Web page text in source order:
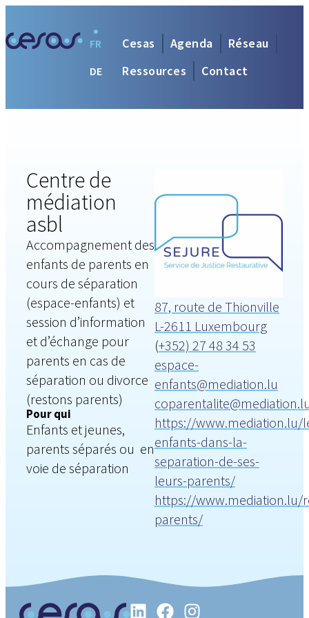
Cesas Agenda
Réseau
Ressources
Contact
FR
DE
Centre de
médiation
asbl
Accompagnement des
enfants de parents en
cours de séparation
(espace-enfants) et
session d’information
et d’échange pour
parents en cas de
séparation ou divorce
(restons parents)
Pour qui
Enfants et jeunes,
parents séparés ou en
voie de séparation
87, route de Thionville
L-2611 Luxembourg
(+352) 27 48 34 53
espace-
enfants@mediation.lu
https://www.mediation.lu/
enfants-dans-la-
separation-de-ses-
leurs-parents/
https://www.mediation.lu/
parents/